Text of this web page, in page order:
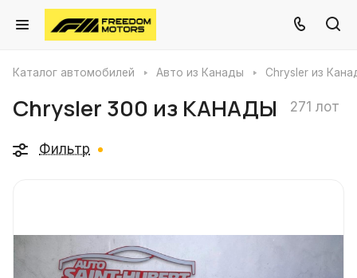
Каталог автомобилей Авто из Канады Chrysler из
Chrysler 300 из КАНАДЫ 271 лот
Фильтр